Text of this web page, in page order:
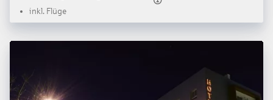
inkl. Flüge